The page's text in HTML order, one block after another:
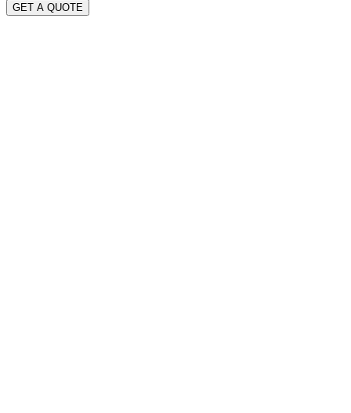
GET A QUOTE